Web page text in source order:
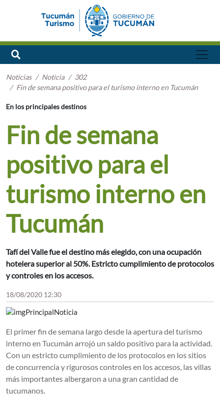
Noticias Noticia
302
Fin de semana positivo para el turismo interno en Tucumán
En los principales destinos
Fin de semana
positivo para el
turismo interno en
Tucumán
Tafí del Valle fue el destino más elegido, con una ocupación
hotelera superior al 50%. Estricto cumplimiento de protocolos
y controles en los accesos.
18/08/2020 12:30
El primer fin de semana largo desde la apertura del turismo
interno en Tucumán arrojó un saldo positivo para la actividad.
Con un estricto cumplimiento de los protocolos en los sitios
de concurrencia y rigurosos controles en los accesos, las villas
más importantes albergaron a una gran cantidad de
tucumanos.